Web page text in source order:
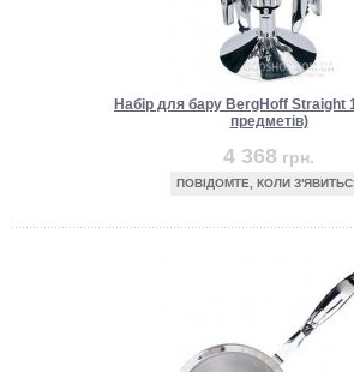
Набір для бару BergHoff Straight
предметів)
4 368 грн.
ПОВІДОМТЕ, КОЛИ